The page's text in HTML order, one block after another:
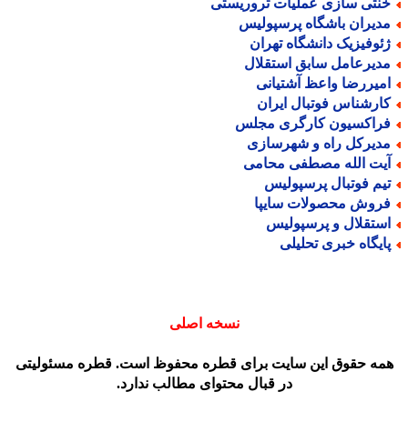
سازی عملیات تروریستی
باشگاه پرسپولیس
دانشگاه تهران
سابق استقلال
واعظ آشتیانی
فوتبال ایران
کارگری مجلس
راه و شهرسازی
الله مصطفی محامی
فوتبال پرسپولیس
محصولات سایپا
و پرسپولیس
خبری تحلیلی
نسخه اصلی
حقوق این سایت برای قطره محفوظ است. قطره مسئولیتی
در قبال محتوای مطالب ندارد.